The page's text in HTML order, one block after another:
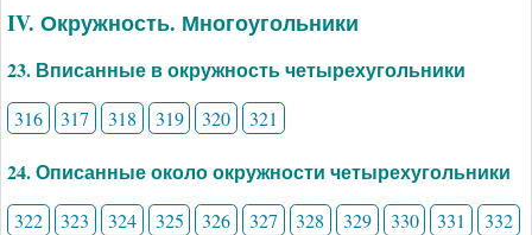
IV. Окружность. Многоугольники
23. Вписанные в окружность четырехугольники
316 317 318 319 320 321
24. Описанные около окружности четырехугольники
322 323 324 325 326 327 328 329 330 331
332